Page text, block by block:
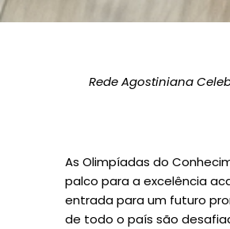
Rede Agostiniana
As Olimpíadas do
palco para a excelência
entrada para um futuro
de todo o país são